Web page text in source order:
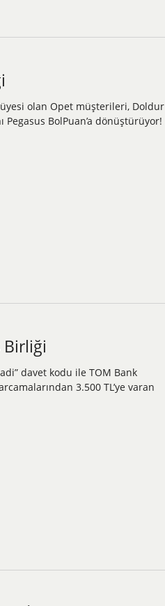
olan Opet müşterileri, Doldur
Pegasus BolPuan’a dönüştürüyor!
Birliği
davet kodu ile TOM Bank
3.500 TL’ye varan